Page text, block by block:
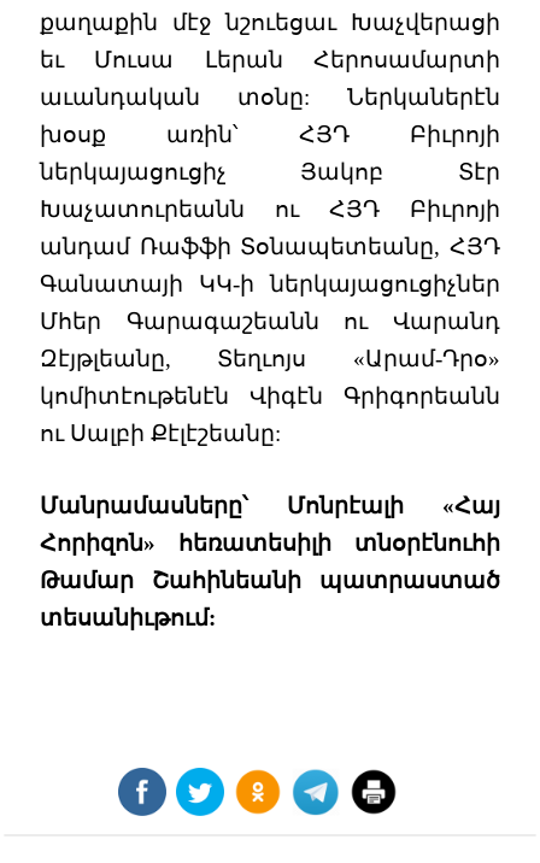
քաղաքին մէջ նշուեցաւ Խաչվերացի
եւ Մուսա Լերան Հերոսամարտի
աւանդական տօնը: Ներկաներէն
խօսք առին՝ ՀՅԴ Բիւրոյի
ներկայացուցիչ Յակոբ Տէր
Խաչատուրեանն ու ՀՅԴ Բիւրոյի
անդամ Ռաֆֆի Տօնապետեանը, ՀՅԴ
Գանատայի ԿԿ-ի ներկայացուցիչներ
Մհեր Գարագաշեանն ու Վարանդ
Զէյթլեանը, Տեղւոյս «Արամ-Դրօ»
կոմիտէութենէն Վիգէն Գրիգորեանն
ու Սալբի Քէլէշեանը:
Մանրամասները՝ Մոնրէալի «Հայ
Հորիզոն» հեռատեսիլի տնօրէնուհի
Թամար Շահինեանի պատրաստած
տեսանիւթում: